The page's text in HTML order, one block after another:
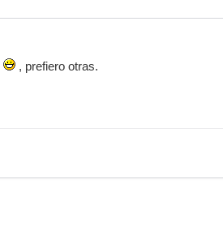
, prefiero otras.